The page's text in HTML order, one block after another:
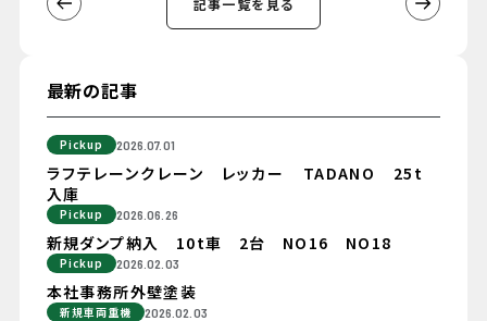
最新の記事
Pickup 2026.07.01
ラフテレーンクレーン レッカー TADANO 25t
入庫
Pickup 2026.06.26
新規ダンプ納入 10t車 2台 NO16 NO18
Pickup 2026.02.03
本社事務所外壁塗装
新規車両重機 2026.02.03